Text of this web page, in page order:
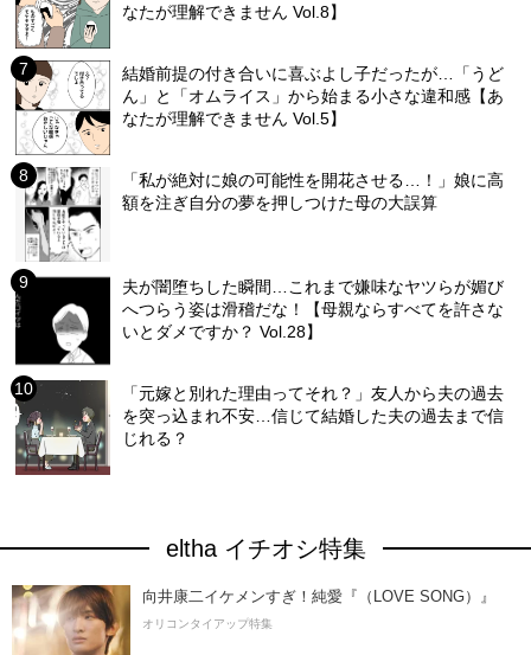
なたが理解できません Vol.8】
結婚前提の付き合いに喜ぶよし子だったが…「うど
ん」と「オムライス」から始まる小さな違和感【あ
なたが理解できません Vol.5】
「私が絶対に娘の可能性を開花させる…！」娘に高
額を注ぎ自分の夢を押しつけた母の大誤算
夫が闇堕ちした瞬間…これまで嫌味なヤツらが媚び
へつらう姿は滑稽だな！【母親ならすべてを許さな
いとダメですか？ Vol.28】
「元嫁と別れた理由ってそれ？」友人から夫の過去
を突っ込まれ不安…信じて結婚した夫の過去まで信
じれる？
eltha イチオシ特集
向井康二イケメンすぎ！純愛『（LOVE SONG）』
オリコンタイアップ特集